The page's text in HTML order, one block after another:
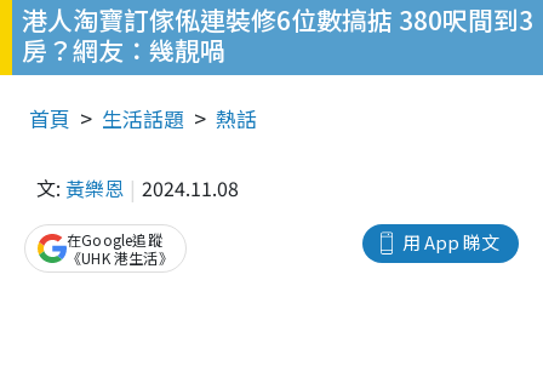
港人淘寶訂傢俬連裝修6位數搞掂 380呎間到3
房？網友：幾靚喎
首頁 生活話題 熱話
文: 黃樂恩 2024.11.08
用 App 睇文
在Google追蹤
《UHK 港生活》